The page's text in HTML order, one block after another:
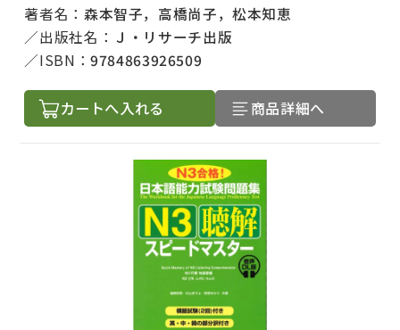
著者名： 森本智子，高橋尚子，松本知恵
出版社名： Ｊ・リサーチ出版
ISBN：9784863926509
カートへ入れる 商品詳細へ